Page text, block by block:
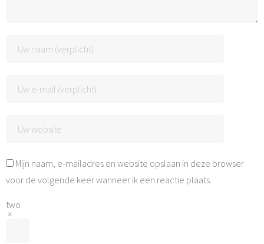
Mijn naam, e-mailadres en website opslaan in deze browser
voor de volgende keer wanneer ik een reactie plaats.
two
×